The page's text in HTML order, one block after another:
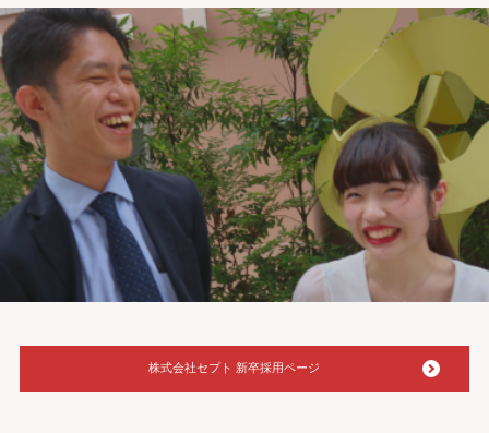
株式会社セプト 新卒採用ページ